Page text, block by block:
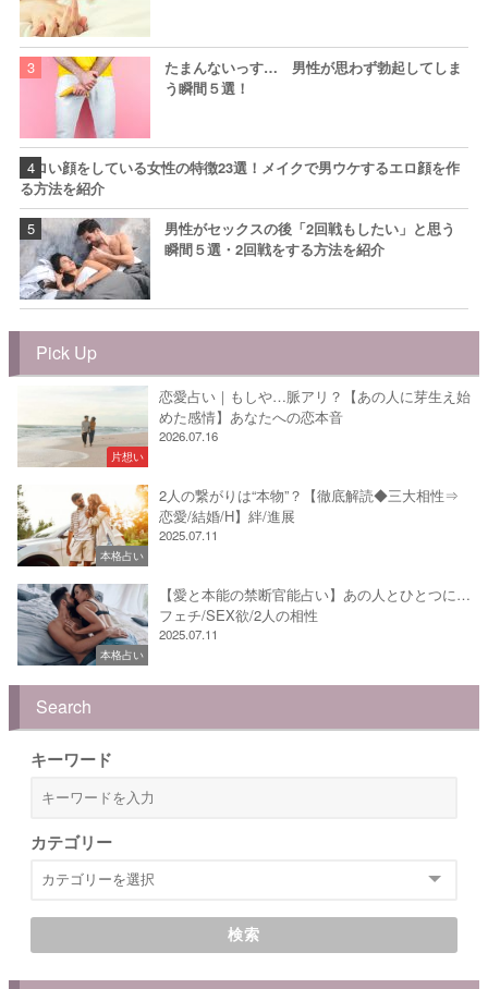
たまんないっす… 男性が思わず勃起してしま
う瞬間５選！
エロい顔をしている女性の特徴23選！メイクで男ウケするエロ顔を作
る方法を紹介
男性がセックスの後「2回戦もしたい」と思う
瞬間５選・2回戦をする方法を紹介
Pick Up
片想い
恋愛占い｜もしや…脈アリ？【あの人に芽生え始
めた感情】あなたへの恋本音
2026.07.16
本格占い
2人の繋がりは“本物”？【徹底解読◆三大相性⇒
恋愛/結婚/H】絆/進展
2025.07.11
本格占い
【愛と本能の禁断官能占い】あの人とひとつに…
フェチ/SEX欲/2人の相性
2025.07.11
Search
キーワード
カテゴリー
検索